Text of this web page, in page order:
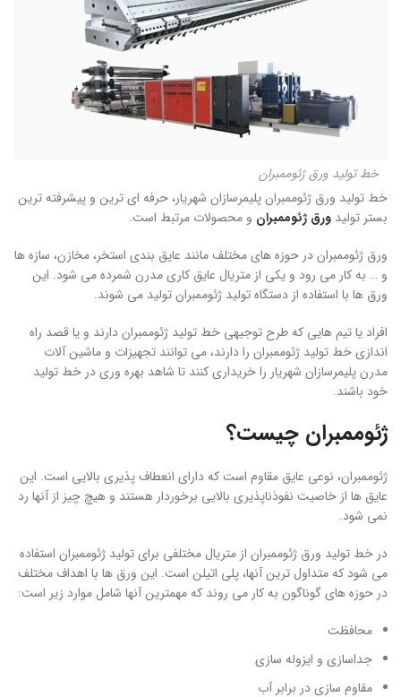
خط تولید ورق ژئوممبران
خط تولید ورق ژئوممبران پلیمرسازان شهریار، حرفه ای ترین و پیشرفته ترین
بستر تولید ورق ژئوممبران و محصولات مرتبط است.
ورق ژئوممبران در حوزه های مختلف مانند عایق بندی استخر، مخازن، سازه ها
و … به کار می رود و یکی از متریال عایق کاری مدرن شمرده می شود. این
ورق ها با استفاده از دستگاه تولید ژئوممبران تولید می شوند.
افراد یا تیم هایی که طرح توجیهی خط تولید ژئوممبران دارند و یا قصد راه
اندازی خط تولید ژئوممبران را دارند، می توانند تجهیزات و ماشین آلات
مدرن پلیمرسازان شهریار را خریداری کنند تا شاهد بهره وری در خط تولید
خود باشند.
ژئوممبران چیست؟
ژئوممبران، نوعی عایق مقاوم است که دارای انعطاف پذیری بالایی است. این
عایق ها از خاصیت نفوذناپذیری بالایی برخوردار هستند و هیچ چیز از آنها رد
نمی شود.
در خط تولید ورق ژئوممبران از متریال مختلفی برای تولید ژئوممبران استفاده
می شود که متداول ترین آنها، پلی اتیلن است. این ورق ها با اهداف مختلف
در حوزه های گوناگون به کار می روند که مهمترین آنها شامل موارد زیر است:
محافظت
جداسازی و ایزوله سازی
مقاوم سازی در برابر آب